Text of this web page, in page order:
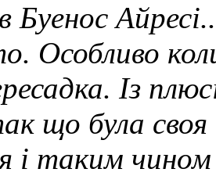
Буенос
Особливо
Із
що була
і таким